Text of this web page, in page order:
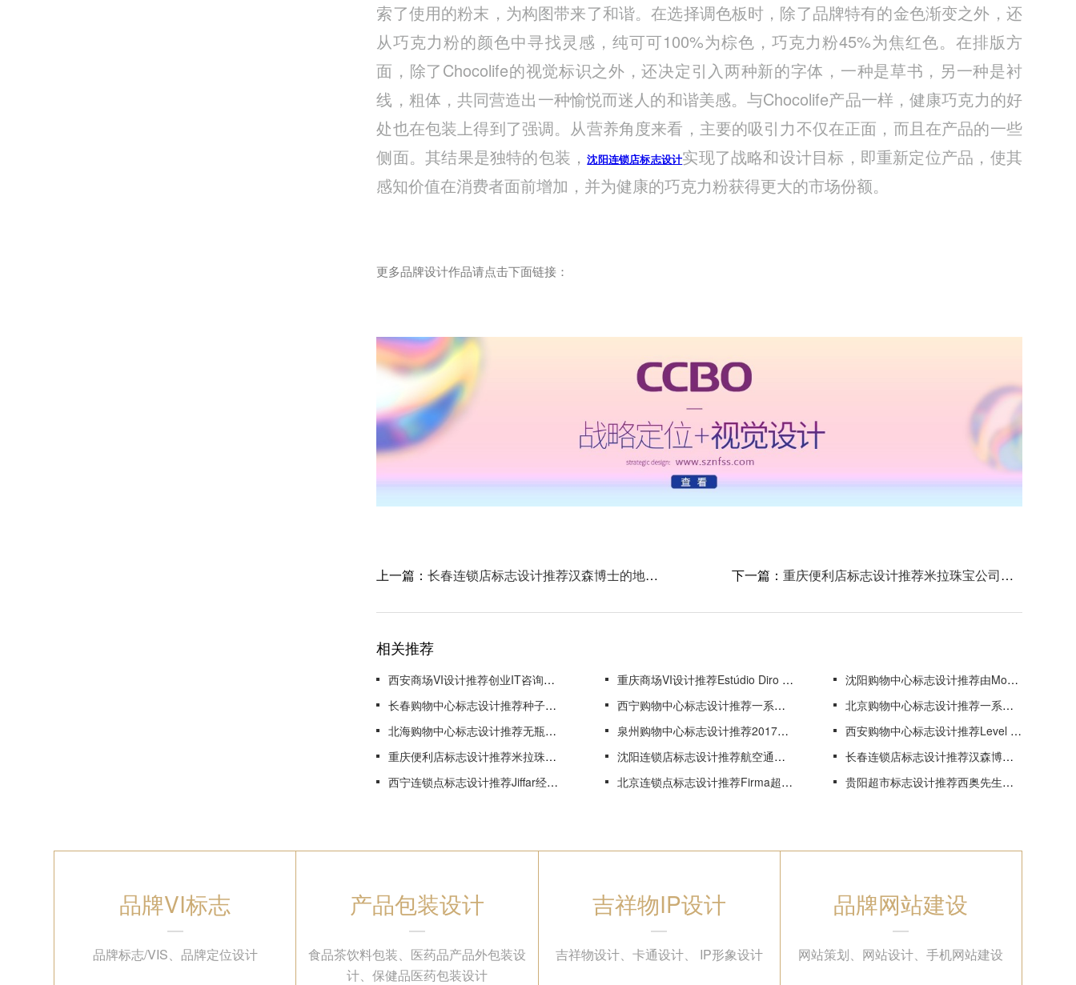
索了使用的粉末，为构图带来了和谐。在选择调色板时，除了品牌特有的金色渐变之外，还
从巧克力粉的颜色中寻找灵感，纯可可100%为棕色，巧克力粉45%为焦红色。在排版方
面，除了Chocolife的视觉标识之外，还决定引入两种新的字体，一种是草书，另一种是衬
线，粗体，共同营造出一种愉悦而迷人的和谐美感。与Chocolife产品一样，健康巧克力的好
处也在包装上得到了强调。从营养角度来看，主要的吸引力不仅在正面，而且在产品的一些
侧面。其结果是独特的包装，沈阳连锁店标志设计实现了战略和设计目标，即重新定位产品，使其
感知价值在消费者面前增加，并为健康的巧克力粉获得更大的市场份额。
更多品牌设计作品请点击下面链接：
上一篇：长春连锁店标志设计推荐汉森博士的地方品牌 下一篇： 重庆便利店标志设计推荐米拉珠宝公司品牌
相关推荐
西安商场VI设计推荐创业IT咨询的品牌化 重庆商场VI设计推荐Estúdio Diro Design设计的Brillacom品牌设计
沈阳购物中心标志设计推荐由Morillas品牌设计公司设计的Muntanyola奶酪标签
长春购物中心标志设计推荐种子黄油生产线的新包装设计建立了顺利，美味的期望
西宁购物中心标志设计推荐一系列纪念V盗事件的海报
北京购物中心标志设计推荐一系列纪念V盗事件的海报
北海购物中心标志设计推荐无瓶调味品愚人节摄影
泉州购物中心标志设计推荐2017年尼波特生物玛葡萄酒特别版限量版标识和包装设计
西安购物中心标志设计推荐Level Studio为英国慈善机构Allsorts接生品牌婴儿
重庆便利店标志设计推荐米拉珠宝公司品牌
沈阳连锁店标志设计推荐航空通信公司的概念可可粉包装
长春连锁店标志设计推荐汉森博士的地方品牌
西宁连锁点标志设计推荐Jiffar经典服装品牌设计
北京连锁点标志设计推荐Firma超越以使命为中心的饮料品牌马丘比丘能源的设计 贵阳超市标志设计推荐西奥先生茶叶包装设计理念
品牌VI标志
品牌标志/VIS、品牌定位设计
产品包装设计
食品茶饮料包装、医药品产品外包装设
计、保健品医药包装设计
吉祥物IP设计
吉祥物设计、卡通设计、 IP形象设计
品牌网站建设
网站策划、网站设计、手机网站建设